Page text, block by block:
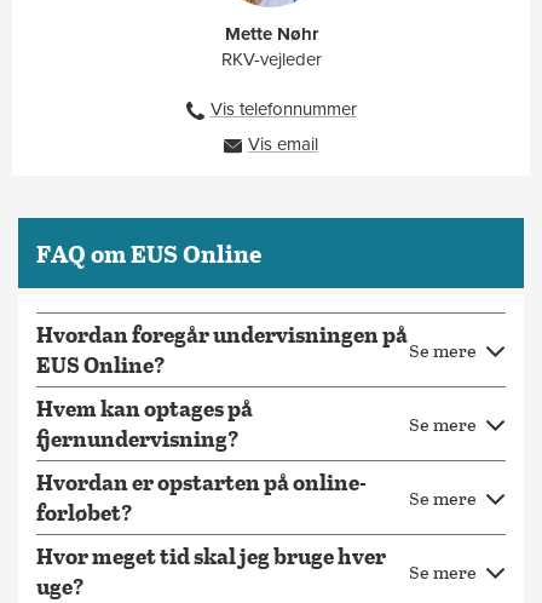
Mette Nøhr
RKV-vejleder
Vis telefonnummer
60294670
Vis emailmen@ah.dk
FAQ om EUS Online
Hvordan foregår undervisningen på
EUS Online?
Se mere
Hvem kan optages på
fjernundervisning?
Se mere
Hvordan er opstarten på online-
forløbet?
Se mere
Hvor meget tid skal jeg bruge hver
uge?
Se mere